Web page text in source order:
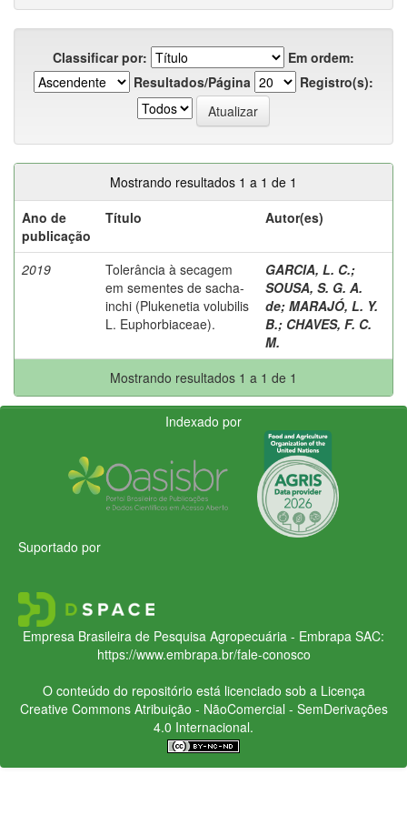
Classificar por:
Em ordem:
Resultados/Página
Registro(s):
Mostrando resultados 1 a 1 de 1
Ano de
publicação
Título Autor(es)
2019
Tolerância à secagem
em sementes de sacha-
inchi (Plukenetia volubilis
L. Euphorbiaceae).
GARCIA, L. C.;
SOUSA, S. G. A.
de; MARAJÓ, L. Y.
B.; CHAVES, F. C.
M.
Mostrando resultados 1 a 1 de 1
Indexado por
Suportado por
Empresa Brasileira de Pesquisa Agropecuária - Embrapa SAC:
https://www.embrapa.br/fale-conosco
O conteúdo do repositório está licenciado sob a Licença
Creative CommonsAtribuição - NãoComercial - SemDerivações
4.0 Internacional.